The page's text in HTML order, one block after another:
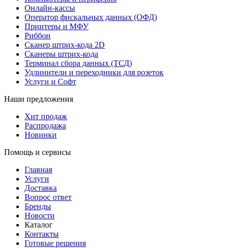
Онлайн-кассы
Оператор фискальных данных (ОФД)
Принтеры и МФУ
Риббон
Сканер штрих-кода 2D
Сканеры штрих-кода
Терминал сбора данных (ТСД)
Удлинители и переходники для розеток
Услуги и Софт
Наши предложения
Хит продаж
Распродажа
Новинки
Помощь и сервисы
Главная
Услуги
Доставка
Вопрос ответ
Бренды
Новости
Каталог
Контакты
Готовые решения